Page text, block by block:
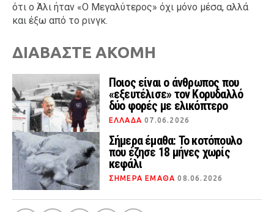
ότι ο Άλι ήταν «Ο Μεγαλύτερος» όχι μόνο μέσα, αλλά
και έξω από το ρινγκ.
ΔΙΑΒΑΣΤΕ ΑΚΟΜΗ
Ποιος είναι ο άνθρωπος που
«εξευτέλισε» τον Κορυδαλλό
δύο φορές με ελικόπτερο
ΕΛΛΑΔΑ 07.06.2026
Σήμερα έμαθα: Το κοτόπουλο
που έζησε 18 μήνες χωρίς
κεφάλι
ΣΗΜΕΡΑ ΕΜΑΘΑ 08.06.2026